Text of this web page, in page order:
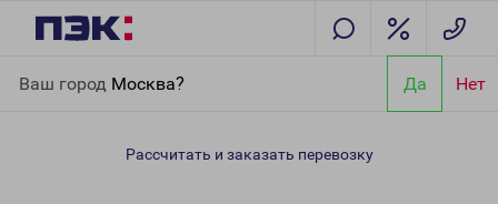
Ваш город Москва? Да Нет
Ленинградской в Душанбе
Рассчитать и заказать перевозку